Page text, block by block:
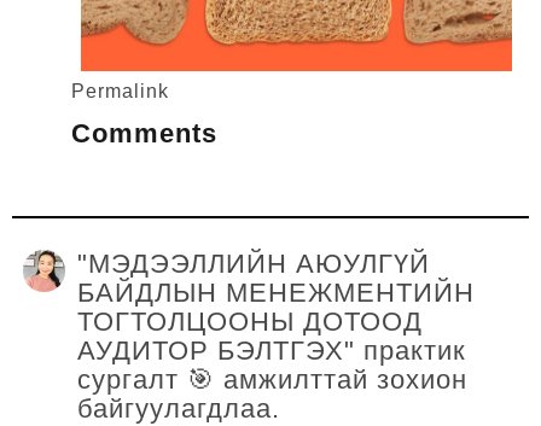
Permalink
Comments
"МЭДЭЭЛЛИЙН АЮУЛГҮЙ
БАЙДЛЫН МЕНЕЖМЕНТИЙН
ТОГТОЛЦООНЫ ДОТООД
АУДИТОР БЭЛТГЭХ" практик
сургалт 🎯 амжилттай зохион
байгуулагдлаа.